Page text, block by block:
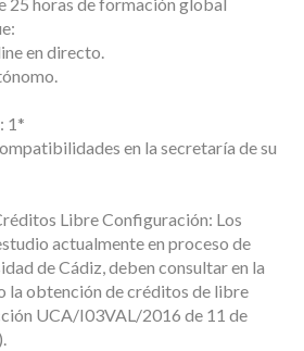
en directo.
1*
en la secretaría de su
Libre Configuración: Los
actualmente en proceso de
de Cádiz, deben consultar en la
la obtención de créditos de libre
UCA/I03VAL/2016 de 11 de